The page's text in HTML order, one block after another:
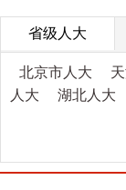
省级人大
北京市人大
人大
湖北人大